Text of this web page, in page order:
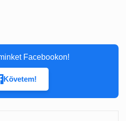
Facebookon!
Követem!